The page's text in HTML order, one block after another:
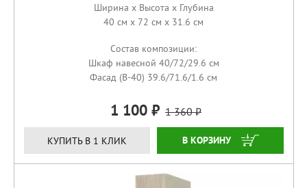
Ширина x Высота x Глубина
40 см x 72 см x 31.6 см
Состав композиции:
Шкаф навесной 40/72/29.6 см
Фасад (В-40) 39.6/71.6/1.6 см
1 100 1 360
КУПИТЬ В 1 КЛИК КУПИТЬ